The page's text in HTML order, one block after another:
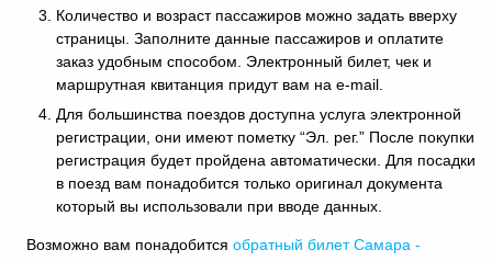
Количество и возраст пассажиров можно задать вверху
страницы. Заполните данные пассажиров и оплатите
заказ удобным способом. Электронный билет, чек и
маршрутная квитанция придут вам на e-mail.
Для большинства поездов доступна услуга электронной
регистрации, они имеют пометку “Эл. рег.” После покупки
регистрация будет пройдена автоматически. Для посадки
в поезд вам понадобится только оригинал документа
который вы использовали при вводе данных.
Возможно вам понадобитсяобратный билет Самара -